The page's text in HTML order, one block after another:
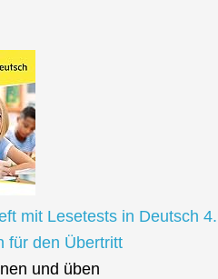
mit Lesetests in Deutsch
für den Übertritt
und üben